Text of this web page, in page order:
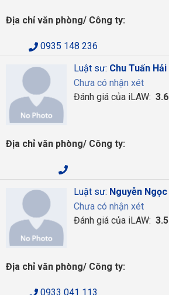
Địa chỉ văn phòng/ Công ty:
0935 148 236
Luật sư: Chu Tuấn Hải
Chưa có nhận xét
Đánh giá của iLAW: 3.6
Địa chỉ văn phòng/ Công ty:
Luật sư: Nguyễn Ngọc
Chưa có nhận xét
Đánh giá của iLAW: 3.5
Địa chỉ văn phòng/ Công ty:
0933 041 113